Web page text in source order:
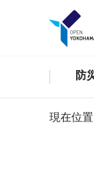
防
現在位置